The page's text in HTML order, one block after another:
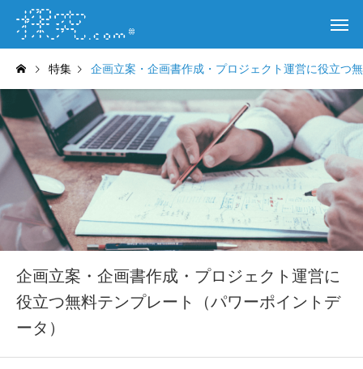
特集 企画立案・企画書作成・プロジェクト運営に役立つ
企画立案・企画書作成・プロジェクト運営に
役立つ無料テンプレート（パワーポイントデ
ータ）